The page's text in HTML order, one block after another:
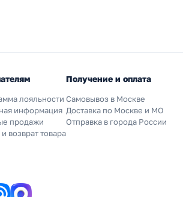
лояльности
информация
продажи
возврат товара
Получение и оплата
Самовывоз в Москве
Доставка по Москве и МО
Отправка в города России